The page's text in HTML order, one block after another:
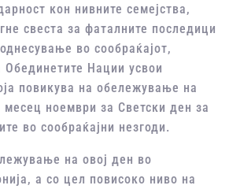
кон нивните семејства,
свеста за фаталните последици
во сообраќајот,
Обединетите Нации усвои
повикува на обележување на
месец ноември за Светски ден за
во сообраќајни незгоди.
на овој ден во
а со цел повисоко ниво на